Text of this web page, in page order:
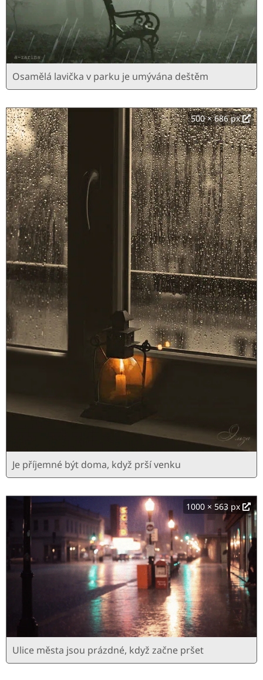
Osamělá lavička v parku je umývána deštěm
500 × 686 px
Je příjemné být doma, když prší venku
1000 × 563 px
Ulice města jsou prázdné, když začne pršet